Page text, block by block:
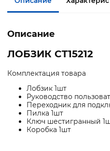
Описание
ЛОБЗИК CT15212
Комплектация товара
Лобзик 1шт
Руководство
Переходник для
Пилка 1шт
Ключ шестигранный
Коробка 1шт